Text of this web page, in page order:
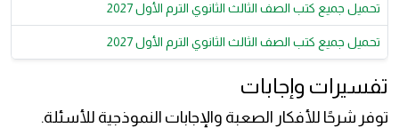
تحميل جميع كتب الصف الثالث الثانوي الترم الأول 2027
تحميل جميع كتب الصف الثالث الثانوي الترم الأول 2027
تفسيرات وإجابات
توفر شرحًا للأفكار الصعبة والإجابات النموذجية للأسئلة.